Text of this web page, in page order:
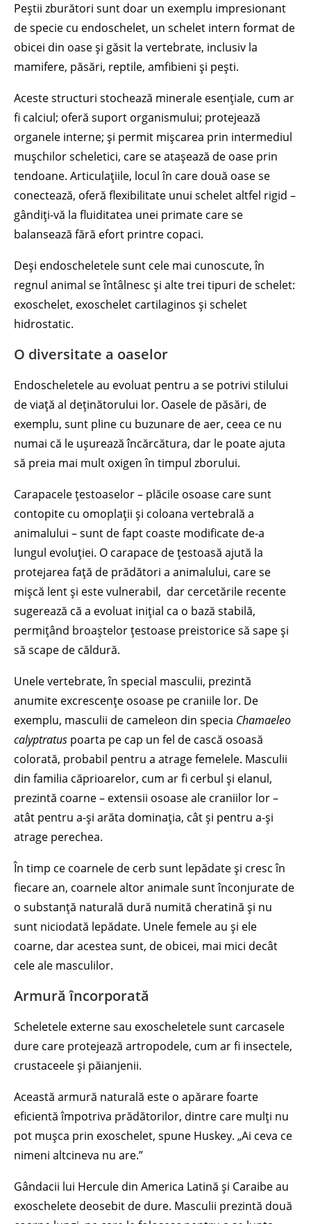
Peștii zburători sunt doar un exemplu impresionant
de specie cu endoschelet, un schelet intern format de
obicei din oase și găsit la vertebrate, inclusiv la
mamifere, păsări, reptile, amfibieni și pești.
Aceste structuri stochează minerale esențiale, cum ar
fi calciul; oferă suport organismului; protejează
organele interne; și permit mișcarea prin intermediul
mușchilor scheletici, care se atașează de oase prin
tendoane. Articulațiile, locul în care două oase se
conectează, oferă flexibilitate unui schelet altfel rigid –
gândiți-vă la fluiditatea unei primate care se
balansează fără efort printre copaci.
Deși endoscheletele sunt cele mai cunoscute, în
regnul animal se întâlnesc și alte trei tipuri de schelet:
exoschelet, exoschelet cartilaginos și schelet
hidrostatic.
O diversitate a oaselor
Endoscheletele au evoluat pentru a se potrivi stilului
de viață al deținătorului lor. Oasele de păsări, de
exemplu, sunt pline cu buzunare de aer, ceea ce nu
numai că le ușurează încărcătura, dar le poate ajuta
să preia mai mult oxigen în timpul zborului.
Carapacele țestoaselor – plăcile osoase care sunt
contopite cu omoplații și coloana vertebrală a
animalului – sunt de fapt coaste modificate de-a
lungul evoluției. O carapace de țestoasă ajută la
protejarea față de prădători a animalului, care se
mișcă lent și este vulnerabil, dar cercetările recente
sugerează că a evoluat inițial ca o bază stabilă,
permițând broaștelor țestoase preistorice să sape și
să scape de căldură.
Unele vertebrate, în special masculii, prezintă
anumite excrescențe osoase pe craniile lor. De
exemplu, masculii de cameleon din specia Chamaeleo
calyptratus poarta pe cap un fel de cască osoasă
colorată, probabil pentru a atrage femelele. Masculii
din familia căprioarelor, cum ar fi cerbul și elanul,
prezintă coarne – extensii osoase ale craniilor lor –
atât pentru a-și arăta dominația, cât și pentru a-și
atrage perechea.
În timp ce coarnele de cerb sunt lepădate și cresc în
fiecare an, coarnele altor animale sunt înconjurate de
o substanță naturală dură numită cheratină și nu
sunt niciodată lepădate. Unele femele au și ele
coarne, dar acestea sunt, de obicei, mai mici decât
cele ale masculilor.
Armură încorporată
Scheletele externe sau exoscheletele sunt carcasele
dure care protejează artropodele, cum ar fi insectele,
crustaceele și păianjenii.
Această armură naturală este o apărare foarte
eficientă împotriva prădătorilor, dintre care mulți nu
pot mușca prin exoschelet, spune Huskey. „Ai ceva ce
nimeni altcineva nu are.”
Gândacii lui Hercule din America Latină și Caraibe au
exoschelete deosebit de dure. Masculii prezintă două